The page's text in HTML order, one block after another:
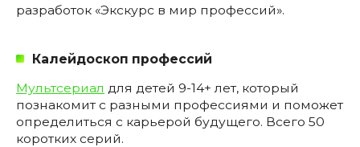
разработок «Экскурс в мир профессий».
Калейдоскоп профессий
Мультсериал для детей 9-14+ лет, который
познакомит с разными профессиями и поможет
определиться с карьерой будущего. Всего 50
коротких серий.